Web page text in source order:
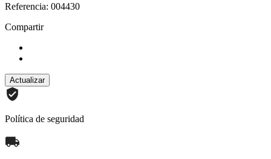
Referencia: 004430
Compartir
Política de seguridad